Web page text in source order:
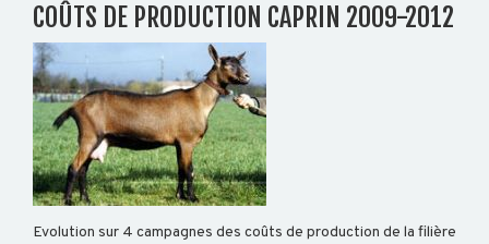
CAPRIN
PORCIN
EQUIN
COÛTS DE PRODUCTION CAPRIN 2009-2012
Evolution sur 4 campagnes des coûts de production de la filière